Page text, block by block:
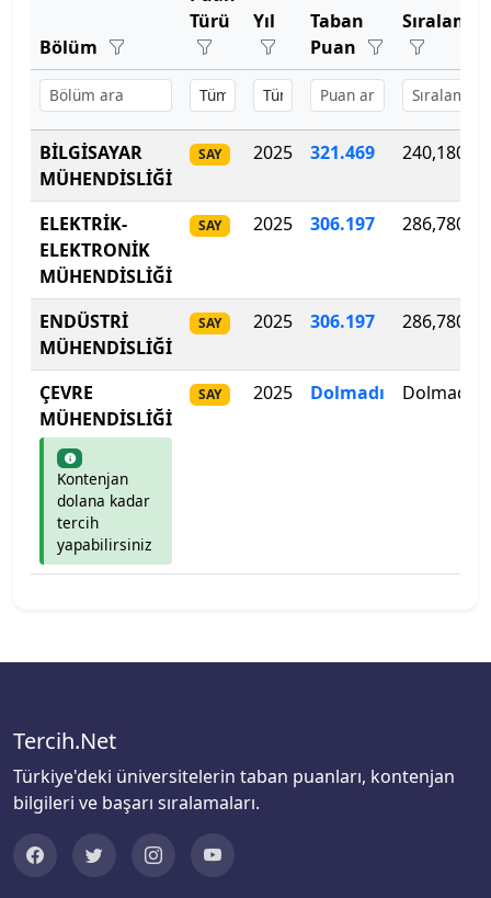
Başkent Üniversitesi
Başkent Üniversitesi
Başkent Üniversitesi
Batman Üniversitesi
Bayburt Üniversitesi
Beykoz Üniversitesi
Bezm-İ Alem Vakıf Üniversitesi
Bilecik Şeyh Edebali Üniversitesi
Bingöl Üniversitesi
Biruni Üniversitesi
Burdur Mehmet Akif Ersoy Üniversitesi
Bursa Teknik Üniversitesi
Bursa Uludağ Üniversitesi
Bölüm
Türü
Yıl
Taban
Puan
Sıralama
BİLGİSAYAR
MÜHENDİSLİĞİ
SAY 2025 321.469 240,180
ELEKTRİK-
ELEKTRONİK
MÜHENDİSLİĞİ
SAY 2025 306.197 286,780
ENDÜSTRİ
MÜHENDİSLİĞİ
SAY 2025 306.197 286,780
ÇEVRE
MÜHENDİSLİĞİ
Kontenjan
dolana kadar
tercih
yapabilirsiniz
SAY 2025 Dolmadı Dolmadı
Tercih.Net
Türkiye'deki üniversitelerin taban puanları, kontenjan
bilgileri ve başarı sıralamaları.